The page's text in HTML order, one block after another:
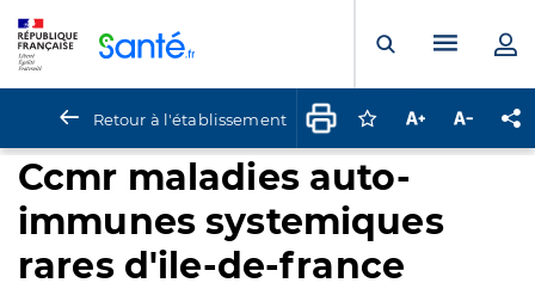
Ouvrir laMenu
Retour à l'établissement Connectez-vous
Augmenter la
Ccmr maladies auto-
immunes systemiques
rares d'ile-de-france